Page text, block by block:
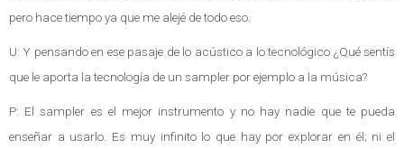
pero hace tiempo ya que me alejé de todo eso.
U: Y pensando en ese pasaje de lo acústico a lo tecnológico ¿Qué sentís
que le aporta la tecnología de un sampler por ejemplo a la música?
P: El sampler es el mejor instrumento y no hay nadie que te pueda
enseñar a usarlo. Es muy infinito lo que hay por explorar en él; ni el